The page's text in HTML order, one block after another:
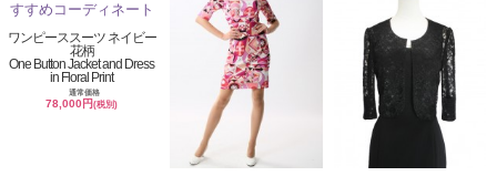
ワンピーススーツ ネイビー
花柄
One Button Jacket and Dress
in Floral Print
通常価格
78,000円(税別)